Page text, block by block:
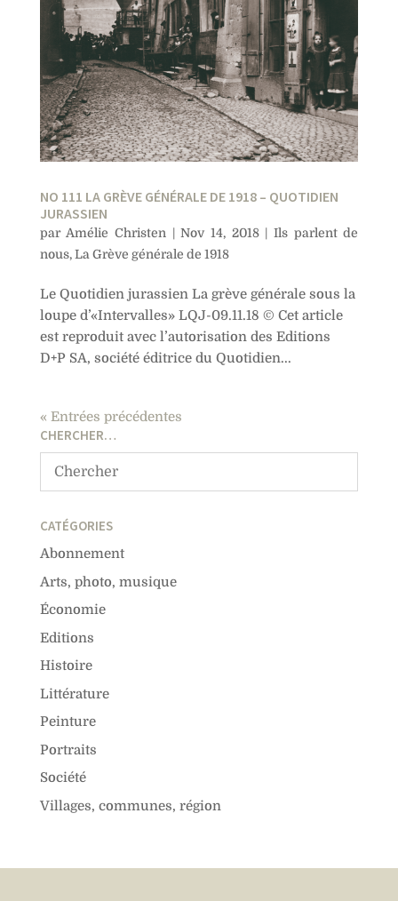
NO 111 LA GRÈVE GÉNÉRALE DE 1918 – QUOTIDIEN
JURASSIEN
parAmélie Christen |Nov 14, 2018| Ils parlent de
nous,La Grève générale de 1918
Le Quotidien jurassien La grève générale sous la
loupe d’«Intervalles» LQJ-09.11.18 © Cet article
est reproduit avec l’autorisation des Editions
D+P SA, société éditrice du Quotidien...
« Entrées précédentes
CHERCHER…
CATÉGORIES
Abonnement
Arts, photo, musique
Économie
Editions
Histoire
Littérature
Peinture
Portraits
Société
Villages, communes, région